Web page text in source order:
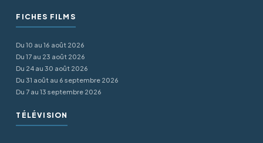
FICHES FILMS
Du 10 au 16 août 2026
Du 17 au 23 août 2026
Du 24 au 30 août 2026
Du 31 août au 6 septembre 2026
Du 7 au 13 septembre 2026
TÉLÉVISION